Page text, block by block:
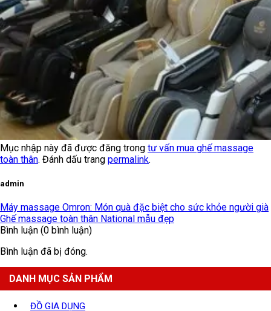
Mục nhập này đã được đăng trong tư vấn mua ghế massage
toàn thân. Đánh dấu trang permalink.
admin
Máy massage Omron: Món quà đặc biệt cho sức khỏe người già
Ghế massage toàn thân National mẫu đẹp
Bình luận (0 bình luận)
Bình luận đã bị đóng.
DANH MỤC SẢN PHẨM
ĐỒ GIA DỤNG